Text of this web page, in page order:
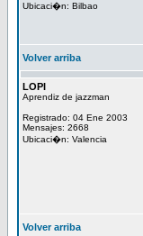
Ubicaci�n: Bilbao
Volver arriba
LOPI
Aprendiz de jazzman
Registrado: 04 Ene 2003
Mensajes: 2668
Ubicaci�n: Valencia
Volver arriba